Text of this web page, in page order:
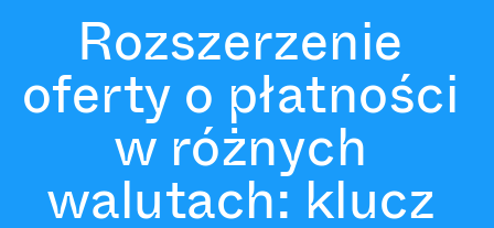
Rozszerzenie
oferty o płatności
w różnych
walutach: klucz